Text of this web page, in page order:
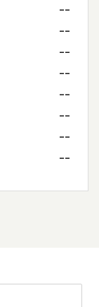
--
--
--
--
--
--
--
--